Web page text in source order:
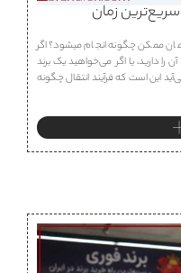
سریع‌ترین زمان
ممکن چگونه انجام میشود؟ اگر
یا اگر می‌خواهید یک برند
این است که فرآیند انتقال چگونه